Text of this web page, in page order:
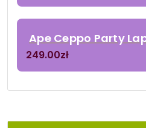
Ape Ceppo Party
249.00zł